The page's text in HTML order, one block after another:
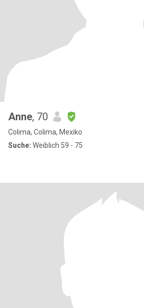
Anne, 70
Colima, Colima, Mexiko
Suche: Weiblich 59 - 75